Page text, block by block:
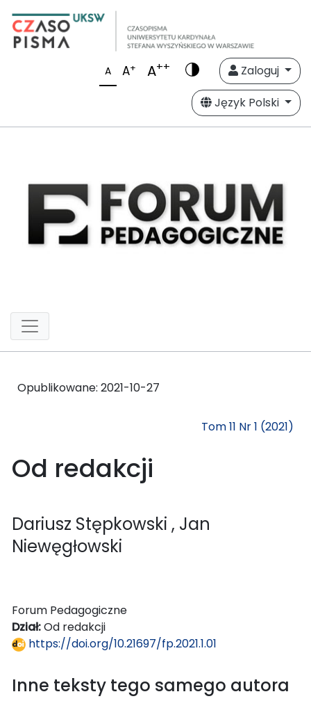
A A+ A++
Zaloguj
Język Polski
Opublikowane: 2021-10-27
Tom 11 Nr 1 (2021)
Od redakcji
Dariusz Stępkowski , Jan
Niewęgłowski
Forum Pedagogiczne
Dział:Od redakcji
https://doi.org/10.21697/fp.2021.1.01
Inne teksty tego samego autora